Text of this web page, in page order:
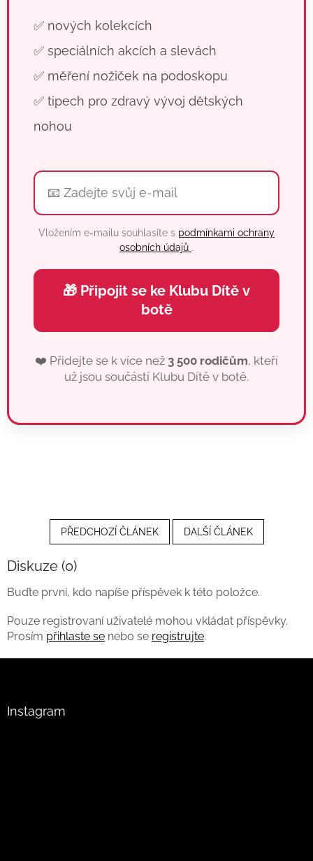
✅ nových kolekcích
✅ speciálních akcích a slevách
✅ měření nožiček na podoskopu
✅ tipech pro zdravý vývoj dětských
nohou
Vložením e-mailu souhlasíte s podmínkami ochrany
osobních údajů .
🎁 Připojit se ke Klubu Dítě v
botě
❤️ Přidejte se k více než 3 500 rodičům, kteří
už jsou součástí Klubu Dítě v botě.
PŘEDCHOZÍ ČLÁNEK DALŠÍ ČLÁNEK
Diskuze (0)
Buďte první, kdo napíše příspěvek k této položce.
Pouze registrovaní uživatelé mohou vkládat příspěvky.
Prosím přihlaste se nebo se registrujte.
Instagram